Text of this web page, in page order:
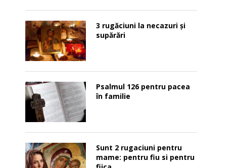
3 rugăciuni la necazuri și
supărări
Psalmul 126 pentru pacea
în familie
Sunt 2 rugaciuni pentru
mame: pentru fiu si pentru